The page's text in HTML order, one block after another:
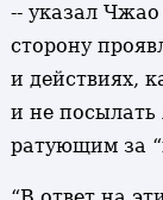
-- указал
сторону
и действиях,
и не
ратующим за